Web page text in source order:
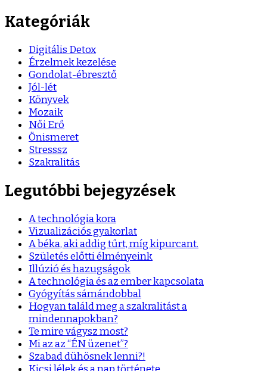
Kategóriák
Digitális Detox
Érzelmek kezelése
Gondolat-ébresztő
Jól-lét
Könyvek
Mozaik
Női Erő
Önismeret
Stresssz
Szakralitás
Legutóbbi bejegyzések
A technológia kora
Vizualizációs gyakorlat
A béka, aki addig tűrt, míg kipurcant.
Születés előtti élményeink
Illúzió és hazugságok
A technológia és az ember kapcsolata
Gyógyítás sámándobbal
Hogyan találd meg a szakralitást a
mindennapokban?
Te mire vágysz most?
Mi az az “ÉN üzenet”?
Szabad dühösnek lenni?!